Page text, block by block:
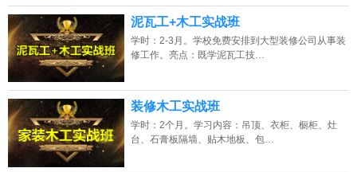
泥瓦工+木工实战班
学时：2-3月。学校免费安排到大型装修公司从事装
修工作。亮点：既学泥瓦工技…
装修木工实战班
学时：2个月。学习内容：吊顶、衣柜、橱柜、灶
台、石膏板隔墙、贴木地板、包…